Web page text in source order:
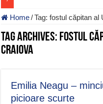
Home/Tag:fostul căpitan al
Tag Archives: fostul
Craiova
Emilia Neagu –
picioare scurte